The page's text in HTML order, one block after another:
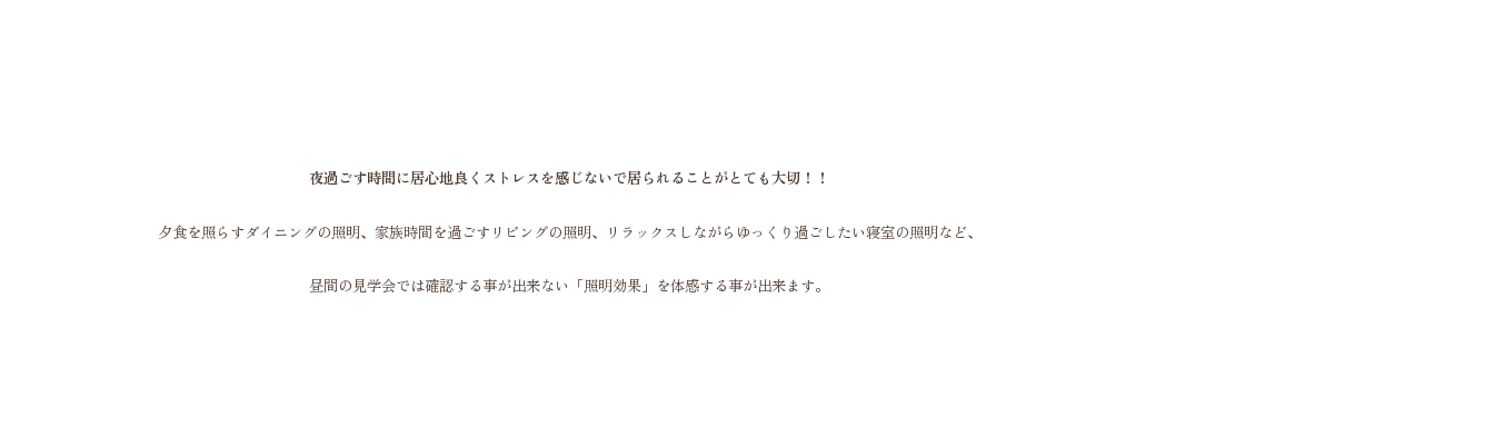
夜過ごす時間に居心地良くストレスを感じないで居られることがとても大切！！
夕食を照らすダイニングの照明、家族時間を過ごすリビングの照明、リラックスしながらゆっくり過ごしたい寝室の照明など、
昼間の見学会では確認する事が出来ない「照明効果」を体感する事が出来ます。